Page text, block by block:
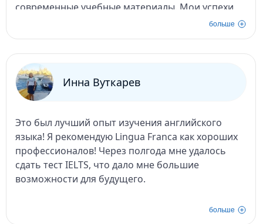
современные учебные материалы. Мои успехи
стали заметны уже в первые недели, и теперь я
рекомендую Lingua Franca всем, кто хочет
выучить английский на высоком уровне!
больше
Инна Вуткарев
Это был лучший опыт изучения английского
языка! Я рекомендую Lingua Franca как хороших
профессионалов! Через полгода мне удалось
сдать тест IELTS, что дало мне большие
возможности для будущего.
больше